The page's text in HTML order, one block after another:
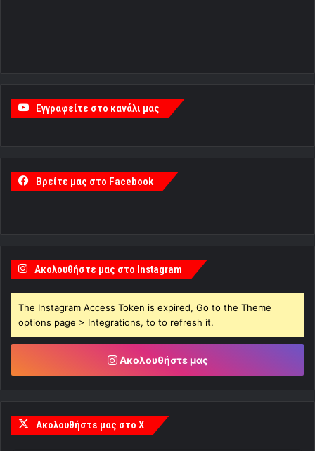
Εγγραφείτε στο κανάλι μας
Βρείτε μας στο Facebook
Ακολουθήστε μας στο Instagram
The Instagram Access Token is expired, Go to the Theme
options page > Integrations, to to refresh it.
Ακολουθήστε μας
Ακολουθήστε μας στο X